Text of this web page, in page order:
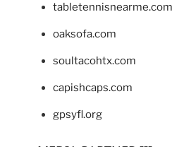
tabletennisnearme.com
oaksofa.com
soultacohtx.com
capishcaps.com
gpsyfl.org